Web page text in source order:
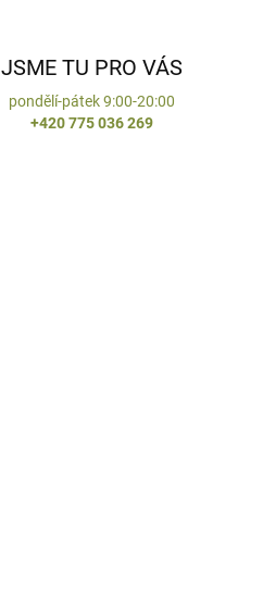
JSME TU PRO VÁS
pondělí-pátek 9:00-20:00
+420 775 036 269